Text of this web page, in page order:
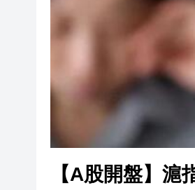
2025年
山東26
瀋陽鐵西
【A股開盤】